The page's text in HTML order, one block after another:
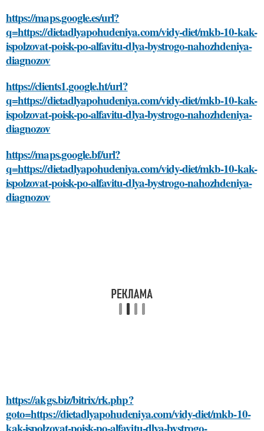
https://maps.google.es/url?
q=https://dietadlyapohudeniya.com/vidy-diet/mkb-10-kak-
ispolzovat-poisk-po-alfavitu-dlya-bystrogo-nahozhdeniya-
diagnozov
https://clients1.google.ht/url?
q=https://dietadlyapohudeniya.com/vidy-diet/mkb-10-kak-
ispolzovat-poisk-po-alfavitu-dlya-bystrogo-nahozhdeniya-
diagnozov
https://maps.google.bf/url?
q=https://dietadlyapohudeniya.com/vidy-diet/mkb-10-kak-
ispolzovat-poisk-po-alfavitu-dlya-bystrogo-nahozhdeniya-
diagnozov
https://akgs.biz/bitrix/rk.php?
goto=https://dietadlyapohudeniya.com/vidy-diet/mkb-10-
kak-ispolzovat-poisk-po-alfavitu-dlya-bystrogo-